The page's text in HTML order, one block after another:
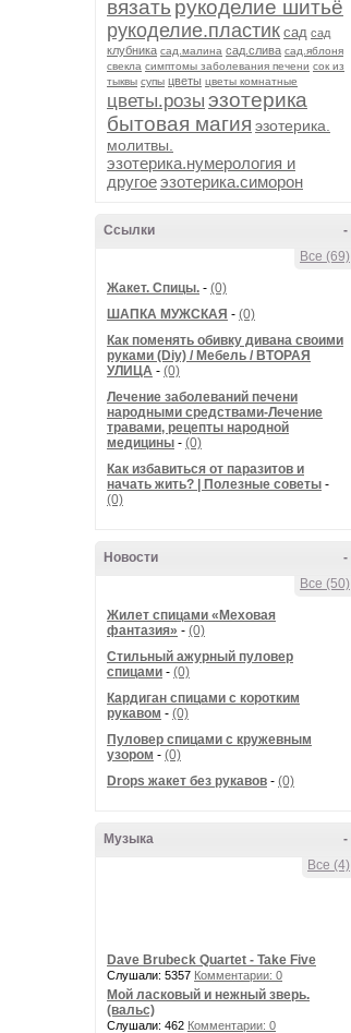
вязать рукоделие шитьё
рукоделие.пластик сад сад
клубника сад.малина сад.слива сад.яблоня
свекла симптомы заболевания печени сок из
тыквы супы цветы цветы комнатные
цветы.розы эзотерика
бытовая магия эзотерика.
молитвы.
эзотерика.нумерология и
другоеэзотерика.симорон
-
Ссылки
Все (69)
Жакет. Спицы. - (0)
ШАПКА МУЖСКАЯ - (0)
Как поменять обивку дивана своими
руками (Diy) / Мебель / ВТОРАЯ
УЛИЦА - (0)
Лечение заболеваний печени
народными средствами-Лечение
травами, рецепты народной
медицины - (0)
Как избавиться от паразитов и
начать жить? | Полезные советы -
(0)
-
Новости
Все (50)
Жилет спицами «Меховая
фантазия» - (0)
Стильный ажурный пуловер
спицами - (0)
Кардиган спицами с коротким
рукавом - (0)
Пуловер спицами с кружевным
узором - (0)
Drops жакет без рукавов - (0)
-
Музыка
Все (4)
Dave Brubeck Quartet - Take Five
Слушали: 5357 Комментарии: 0
Мой ласковый и нежный зверь.
(вальс)
Слушали: 462 Комментарии: 0